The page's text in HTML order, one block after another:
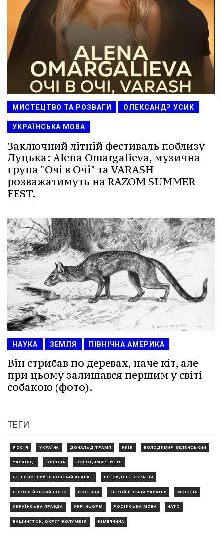
МИСТЕЦТВО ТА РОЗВАГИ ОЛЕКСАНДР УСИК
УКРАЇНСЬКА МОВА
Заключний літній фестиваль поблизу
Луцька: Alena Omargalieva, музична
група "Очі в Очі" та VARASH
розважатимуть на RAZOM SUMMER
FEST.
НАУКА ЗЕМЛЯ ПІВНІЧНА АМЕРИКА
Він стрибав по деревах, наче кіт, але
при цьому залишався першим у світі
собакою (фото).
ТЕГИ
РОСІЯ УКРАЇНА ДОНАЛЬД ТРАМП КИЇВ ВОЛОДИМИР ЗЕЛЕНСЬКИЙ
УКРАЇНЦІ ЄВРОПА ВОЛОДИМИР ПУТІН
БЕЗПІЛОТНИЙ ЛІТАЛЬНИЙ АПАРАТ ПРЕЗИДЕНТ УКРАЇНИ
ЄВРОПЕЙСЬКИЙ СОЮЗ РОСІЯНИ ЗБРОЙНІ СИЛИ УКРАЇНИ МОСКВА
УКРАЇНСЬКА ПРАВДА УКРІНФОРМ РОСІЙСЬКА МОВА НАТО
ВАШИНГТОН, ОКРУГ КОЛУМБІЯ НІМЕЧЧИНА